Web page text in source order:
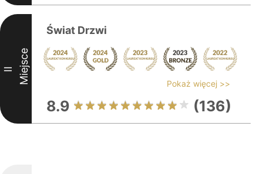
II Miejsce
Świat Drzwi
Pokaż więcej >>
8.9 (136)